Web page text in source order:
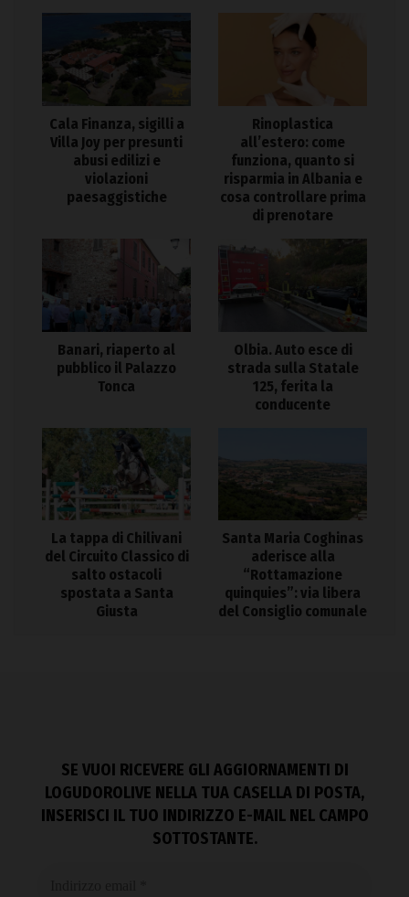
Cala Finanza, sigilli a
Villa Joy per presunti
abusi edilizi e
violazioni
paesaggistiche
Rinoplastica
all’estero: come
funziona, quanto si
risparmia in Albania e
cosa controllare prima
di prenotare
Banari, riaperto al
pubblico il Palazzo
Tonca
Olbia. Auto esce di
strada sulla Statale
125, ferita la
conducente
La tappa di Chilivani
del Circuito Classico di
salto ostacoli
spostata a Santa
Giusta
Santa Maria Coghinas
aderisce alla
“Rottamazione
quinquies”: via libera
del Consiglio comunale
SE VUOI RICEVERE GLI AGGIORNAMENTI DI
LOGUDOROLIVE NELLA TUA CASELLA DI POSTA,
INSERISCI IL TUO INDIRIZZO E-MAIL NEL CAMPO
SOTTOSTANTE.